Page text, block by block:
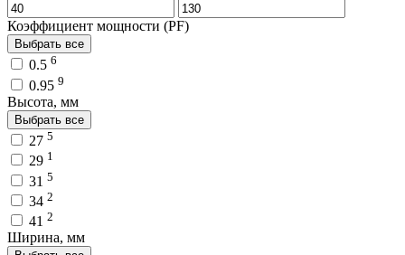
Коэффициент мощности (PF)
Выбрать все
0.5 6
0.95 9
Высота, мм
Выбрать все
27 5
29 1
31 5
34 2
41 2
Ширина, мм